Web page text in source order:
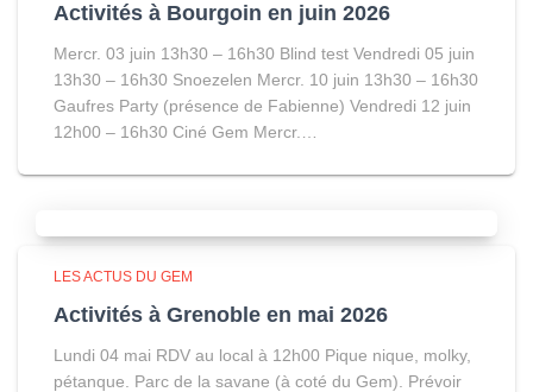
Activités à Bourgoin en juin 2026
Mercr. 03 juin 13h30 – 16h30 Blind test Vendredi 05 juin
13h30 – 16h30 Snoezelen Mercr. 10 juin 13h30 – 16h30
Gaufres Party (présence de Fabienne) Vendredi 12 juin
12h00 – 16h30 Ciné Gem Mercr.…
LES ACTUS DU GEM
Activités à Grenoble en mai 2026
Lundi 04 mai RDV au local à 12h00 Pique nique, molky,
pétanque. Parc de la savane (à coté du Gem). Prévoir